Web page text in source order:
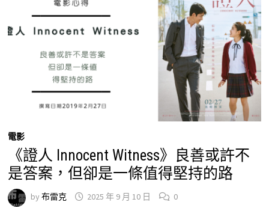
電影
《證人 Innocent Witness》良善或許不
是答案，但卻是一條值得堅持的路
by 布雷克 2025 年 9 月 10 日 0